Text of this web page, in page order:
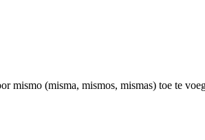
mismo (misma, mismos, mismas) toe te